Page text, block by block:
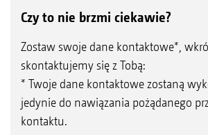
Czy to nie brzmi ciekawie?
Zostaw swoje dane kontaktowe*,
skontaktujemy się z Tobą:
* Twoje dane kontaktowe zostaną
jedynie do nawiązania pożądanego
kontaktu.